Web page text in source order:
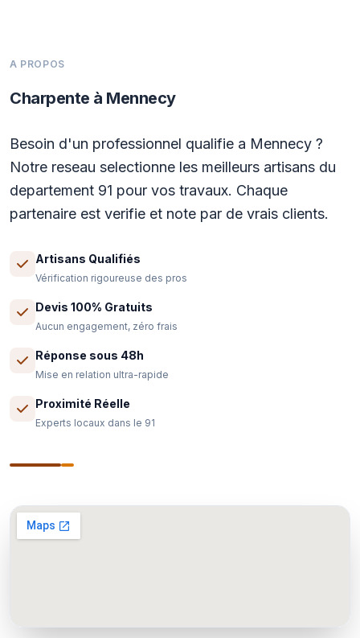
A PROPOS
Charpente à Mennecy
Besoin d'un professionnel qualifie a Mennecy ?
Notre reseau selectionne les meilleurs artisans du
departement 91 pour vos travaux. Chaque
partenaire est verifie et note par de vrais clients.
Artisans Qualifiés
Vérification rigoureuse des pros
Devis 100% Gratuits
Aucun engagement, zéro frais
Réponse sous 48h
Mise en relation ultra-rapide
Proximité Réelle
Experts locaux dans le 91